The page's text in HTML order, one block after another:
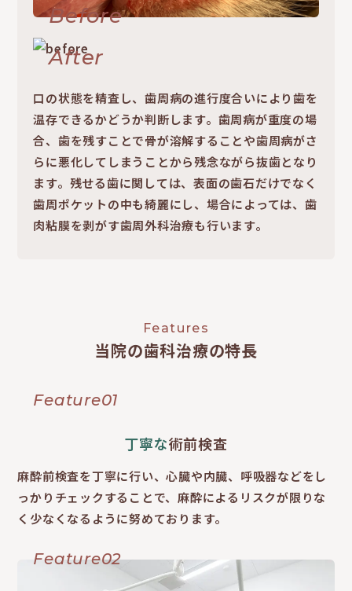
Before
After
口の状態を精査し、歯周病の進行度合いにより歯を
温存できるかどうか判断します。歯周病が重度の場
合、歯を残すことで骨が溶解することや歯周病がさ
らに悪化してしまうことから残念ながら抜歯となり
ます。残せる歯に関しては、表面の歯石だけでなく
歯周ポケットの中も綺麗にし、場合によっては、歯
肉粘膜を剥がす歯周外科治療も行います。
Features
当院の歯科治療の特長
Feature01
丁寧な術前検査
麻酔前検査を丁寧に行い、心臓や内臓、呼吸器などをし
っかりチェックすることで、麻酔によるリスクが限りな
く少なくなるように努めております。
Feature02